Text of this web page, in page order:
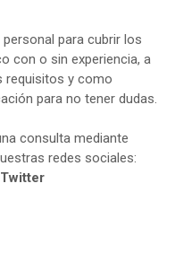
para cubrir los
con o sin experiencia, a
requisitos y como
para no tener dudas.
consulta mediante
redes sociales:
Twitter